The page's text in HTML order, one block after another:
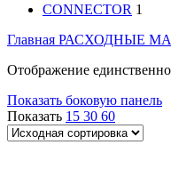
CONNECTOR 1
Главная РАСХОДНЫЕ
Отображение
Показать боковую панель
Показать 15 30 60